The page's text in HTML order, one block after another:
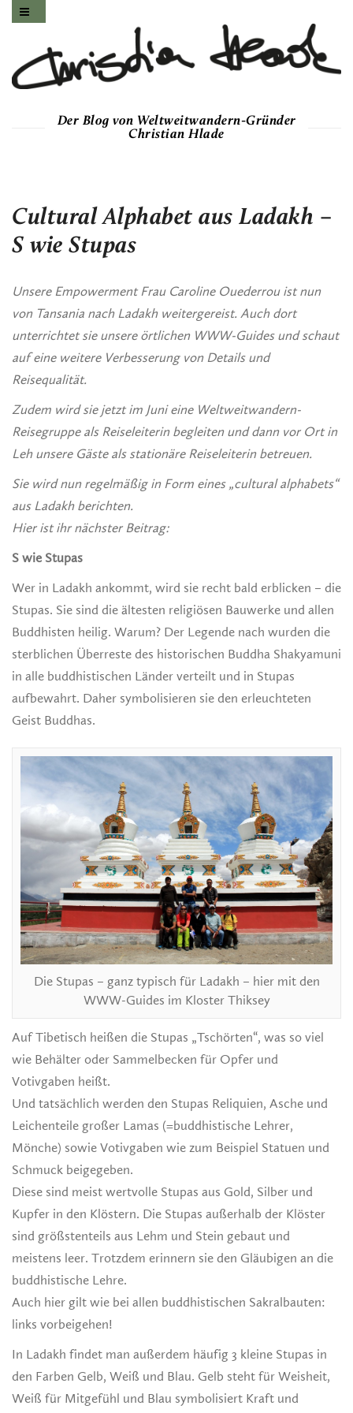
Der Blog von Weltweitwandern-Gründer
Christian Hlade
Cultural Alphabet aus Ladakh –
S wie Stupas
Unsere Empowerment Frau Caroline Ouederrou ist nun
von Tansania nach Ladakh weitergereist. Auch dort
unterrichtet sie unsere örtlichen WWW-Guides und schaut
auf eine weitere Verbesserung von Details und
Reisequalität.
Zudem wird sie jetzt im Juni eine Weltweitwandern-
Reisegruppe als Reiseleiterin begleiten und dann vor Ort in
Leh unsere Gäste als stationäre Reiseleiterin betreuen.
Sie wird nun regelmäßig in Form eines „cultural alphabets“
aus Ladakh berichten.
Hier ist ihr nächster Beitrag:
S wie Stupas
Wer in Ladakh ankommt, wird sie recht bald erblicken – die
Stupas. Sie sind die ältesten religiösen Bauwerke und allen
Buddhisten heilig. Warum? Der Legende nach wurden die
sterblichen Überreste des historischen Buddha Shakyamuni
in alle buddhistischen Länder verteilt und in Stupas
aufbewahrt. Daher symbolisieren sie den erleuchteten
Geist Buddhas.
Die Stupas – ganz typisch für Ladakh – hier mit den
WWW-Guides im Kloster Thiksey
Auf Tibetisch heißen die Stupas „Tschörten“, was so viel
wie Behälter oder Sammelbecken für Opfer und
Votivgaben heißt.
Und tatsächlich werden den Stupas Reliquien, Asche und
Leichenteile großer Lamas (=buddhistische Lehrer,
Mönche) sowie Votivgaben wie zum Beispiel Statuen und
Schmuck beigegeben.
Diese sind meist wertvolle Stupas aus Gold, Silber und
Kupfer in den Klöstern. Die Stupas außerhalb der Klöster
sind größstenteils aus Lehm und Stein gebaut und
meistens leer. Trotzdem erinnern sie den Gläubigen an die
buddhistische Lehre.
Auch hier gilt wie bei allen buddhistischen Sakralbauten:
links vorbeigehen!
In Ladakh findet man außerdem häufig 3 kleine Stupas in
den Farben Gelb, Weiß und Blau. Gelb steht für Weisheit,
Weiß für Mitgefühl und Blau symbolisiert Kraft und